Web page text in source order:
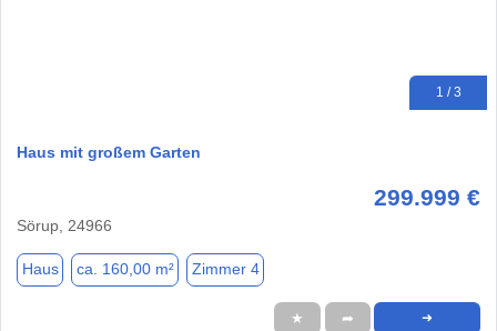
1 / 3
Haus mit großem Garten
299.999 €
Sörup, 24966
Haus ca. 160,00 m² Zimmer 4
★ ➦ ➜